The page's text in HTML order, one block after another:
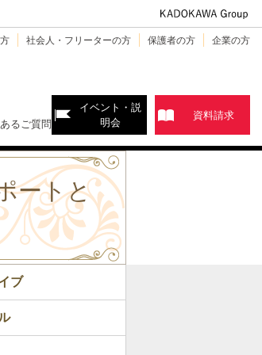
社会人・フリーターの方 保護者の方 企業の方
るご質問
イベント・説
明会
資料請求
ートと
ブ